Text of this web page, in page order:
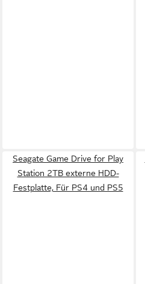
Seagate Game Drive for Play
Station 2TB externe HDD-
Festplatte, Für PS4 und PS5